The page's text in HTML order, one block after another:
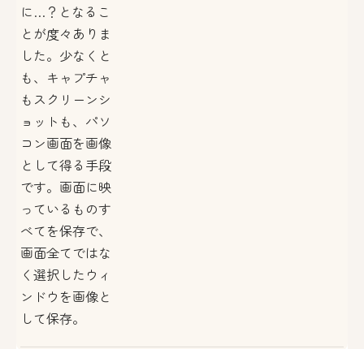
に…？となるこ
とが度々ありま
した。少なくと
も、キャプチャ
もスクリーンシ
ョットも、パソ
コン画面を画像
として得る手段
です。画面に映
っているものす
べてを保存で、
画面全てではな
く選択したウィ
ンドウを画像と
して保存。